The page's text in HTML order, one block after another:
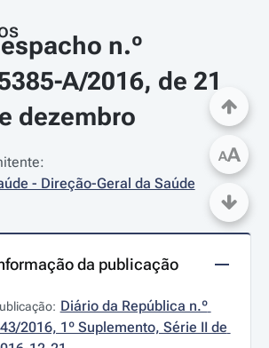
n.º
A/2016, de 21
dezembro
- Direção-Geral da Saúde
da publicação
Diário da República n.º
2016, 1º Suplemento, Série II de
AA